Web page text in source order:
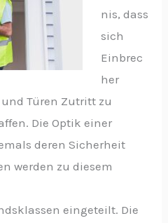
nis, dass
sich
Einbrec
her
Türen Zutritt zu
Die Optik einer
deren Sicherheit
werden zu diesem
eingeteilt. Die